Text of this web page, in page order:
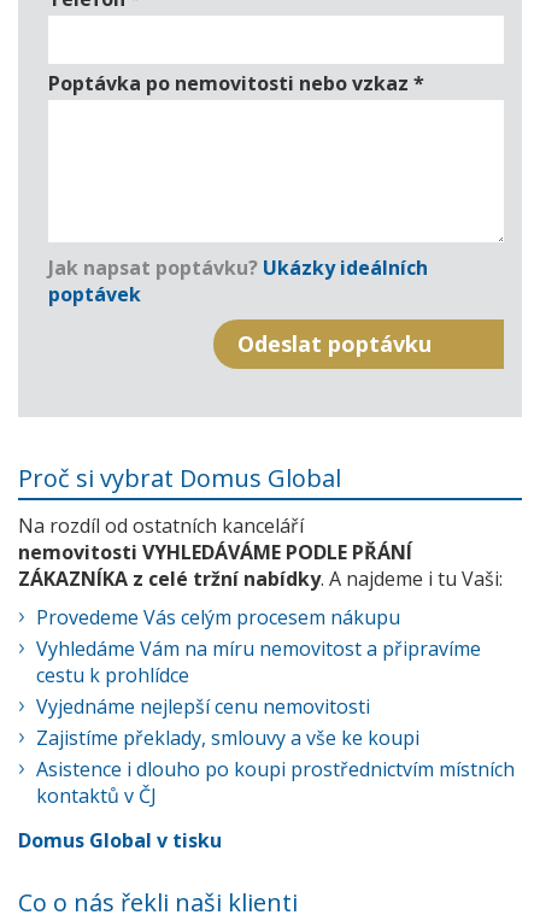
Poptávka po nemovitosti nebo vzkaz *
Jak napsat poptávku? Ukázky ideálních
poptávek
Proč si vybrat Domus Global
Na rozdíl od ostatních kanceláří
nemovitosti VYHLEDÁVÁME PODLE PŘÁNÍ
ZÁKAZNÍKA z celé tržní nabídky. A najdeme i tu Vaši:
Provedeme Vás celým procesem nákupu
Vyhledáme Vám na míru nemovitost a připravíme
cestu k prohlídce
Vyjednáme nejlepší cenu nemovitosti
Zajistíme překlady, smlouvy a vše ke koupi
Asistence i dlouho po koupi prostřednictvím místních
kontaktů v ČJ
Domus Global v tisku
Co o nás řekli naši klienti